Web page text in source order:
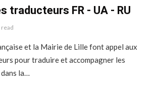
traducteurs FR - UA - RU
read
et la Mairie de Lille font appel aux
pour traduire et accompagner les
la…